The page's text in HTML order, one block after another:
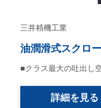
三井精機工業
油潤滑式スクロ
■クラス最大の吐出し
詳細を見る